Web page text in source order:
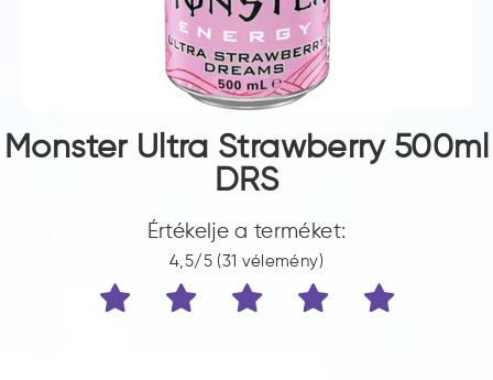
Monster Ultra Strawberry 500ml
DRS
Értékelje a terméket:
4,5/5 (31 vélemény)